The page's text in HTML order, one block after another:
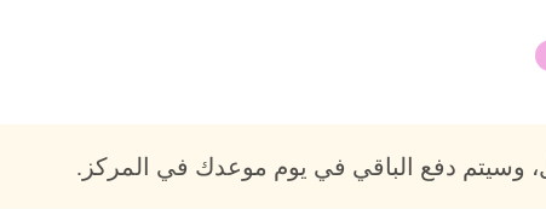
وسيتم دفع الباقي في يوم موعدك في المركز.